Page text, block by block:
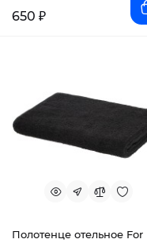
650 ₽
Полотенце отельное For